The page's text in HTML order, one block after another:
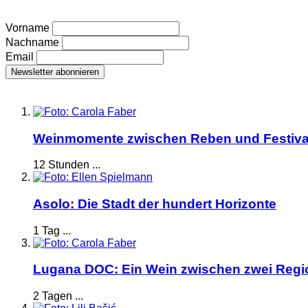
Vorname
Nachname
Email
Weinmomente zwischen Reben und
12 Stunden ...
Asolo: Die Stadt der hundert Horizonte
1 Tag ...
Lugana DOC: Ein Wein zwischen zwei
2 Tagen ...